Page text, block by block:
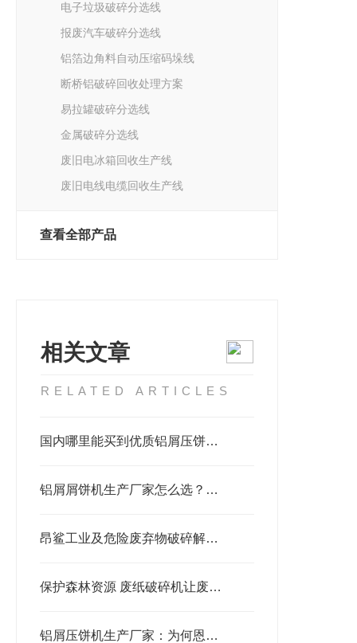
电子垃圾破碎分选线
报废汽车破碎分选线
铝箔边角料自动压缩码垛线
断桥铝破碎回收处理方案
易拉罐破碎分选线
金属破碎分选线
废旧电冰箱回收生产线
废旧电线电缆回收生产线
查看全部产品
相关文章
RELATED ARTICLES
国内哪里能买到优质铝屑压饼机？这家国产品牌值得重点关注
铝屑屑饼机生产厂家怎么选？深度解析恩派特的高效回收方案
昂鲨工业及危险废弃物破碎解决焚烧难题
保护森林资源 废纸破碎机让废纸循环利用
铝屑压饼机生产厂家：为何恩派特成为市场的优选？